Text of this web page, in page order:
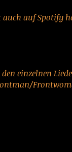
auch auf Spotify
einzelnen